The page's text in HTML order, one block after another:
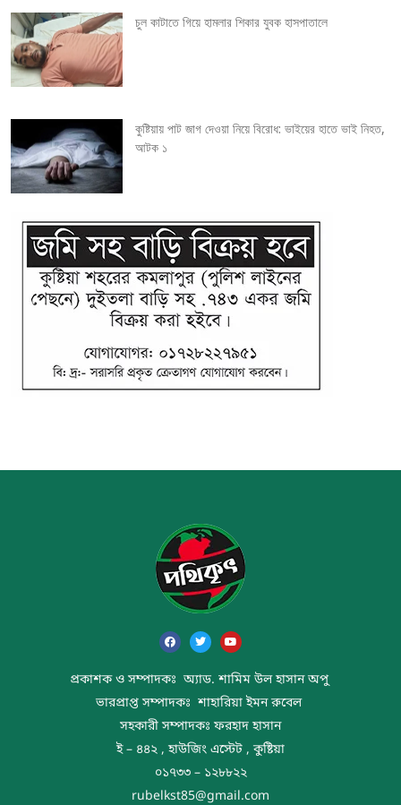
i
o
n
চুল কাটাতে গিয়ে হামলার শিকার যুবক হাসপাতালে
কুষ্টিয়ায় পাট জাগ দেওয়া নিয়ে বিরোধ: ভাইয়ের হাতে ভাই নিহত,
আটক ১
প্রকাশক ও সম্পাদকঃ অ্যাড. শামিম উল হাসান অপু
ভারপ্রাপ্ত সম্পাদকঃ শাহারিয়া ইমন রুবেল
সহকারী সম্পাদকঃ ফরহাদ হাসান
ই – ৪৪২ , হাউজিং এস্টেট , কুষ্টিয়া
০১৭৩৩ – ১২৮৮২২
rubelkst85@gmail.com